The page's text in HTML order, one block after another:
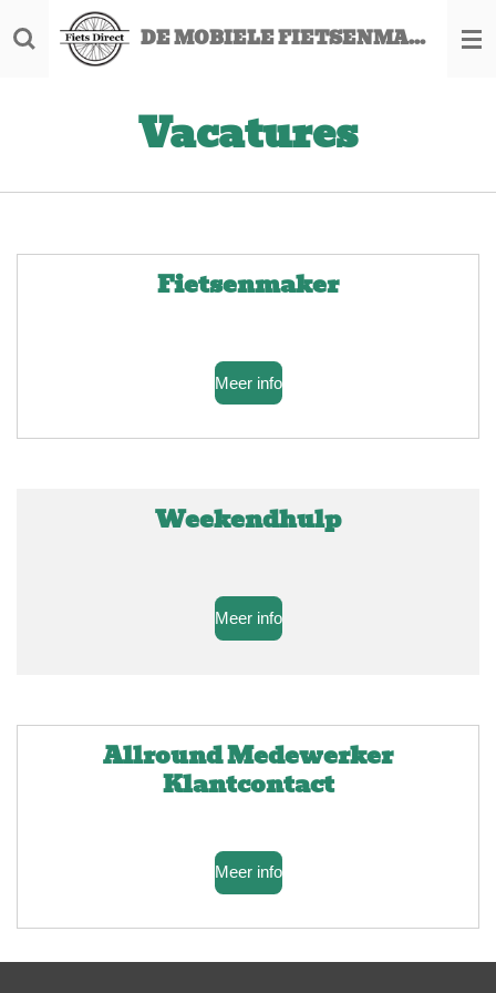
direct
DE MOBIELE FIETSENMAKER
Vacatures
Fietsenmaker
Meer info
Weekendhulp
Meer info
Allround Medewerker
Klantcontact
Meer info